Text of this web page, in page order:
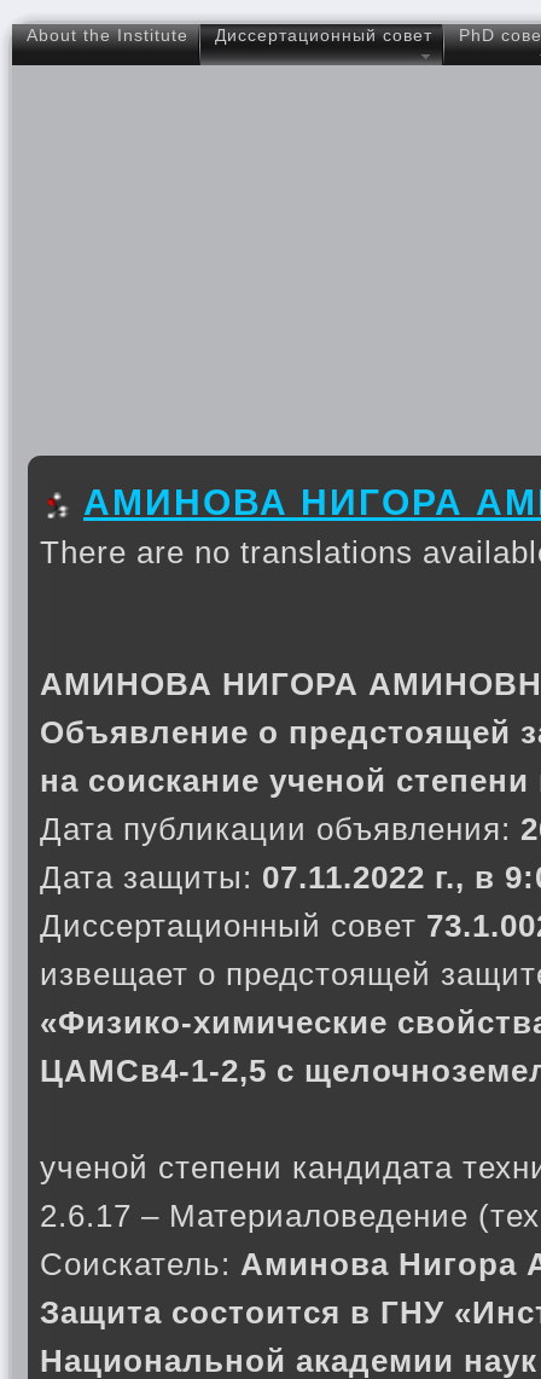
About the Institute Диссертационный совет PhD
АМИНОВА НИГОРА
There are no translations
АМИНОВА НИГОРА
Объявление о предстоящей
на соискание ученой
Дата публикации объявления:
Дата защиты: 07.11.2022 г., в
Диссертационный совет
извещает о предстоящей
«Физико-химические
ЦАМСв4-1-2,5 с
ученой степени кандидата
2.6.17 – Материаловедение
Соискатель: Аминова Нигора
Защита состоится в ГНУ
Национальной академии